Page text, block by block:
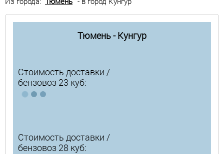
Тюмень - Кунгур
Стоимость доставки /
бензовоз 23 куб:
Стоимость доставки /
бензовоз 28 куб: